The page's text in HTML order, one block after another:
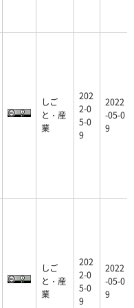
しご
と・産
業
202
2-0
5-0
9
2022
-05-0
9
しご
と・産
業
202
2-0
5-0
9
2022
-05-0
9